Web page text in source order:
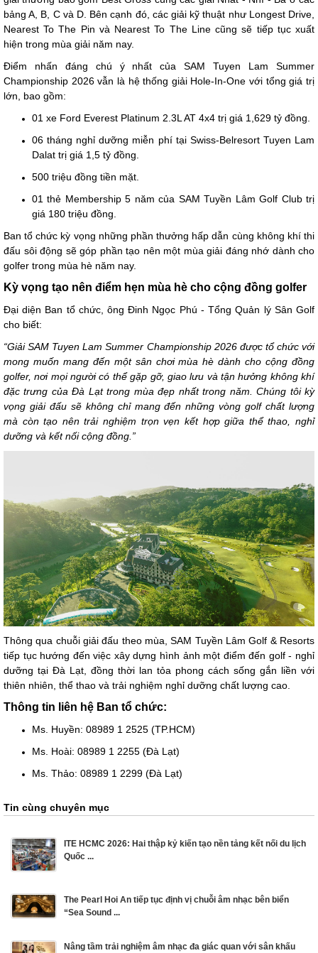
bảng A, B, C và D. Bên cạnh đó, các giải kỹ thuật như Longest Drive,
Nearest To The Pin và Nearest To The Line cũng sẽ tiếp tục xuất
hiện trong mùa giải năm nay.
Điểm nhấn đáng chú ý nhất của SAM Tuyen Lam Summer
Championship 2026 vẫn là hệ thống giải Hole-In-One với tổng giá trị
lớn, bao gồm:
01 xe Ford Everest Platinum 2.3L AT 4x4 trị giá 1,629 tỷ đồng.
06 tháng nghỉ dưỡng miễn phí tại Swiss-Belresort Tuyen Lam
Dalat trị giá 1,5 tỷ đồng.
500 triệu đồng tiền mặt.
01 thẻ Membership 5 năm của SAM Tuyền Lâm Golf Club trị
giá 180 triệu đồng.
Ban tổ chức kỳ vọng những phần thưởng hấp dẫn cùng không khí thi
đấu sôi động sẽ góp phần tạo nên một mùa giải đáng nhớ dành cho
golfer trong mùa hè năm nay.
Kỳ vọng tạo nên điểm hẹn mùa hè cho cộng đồng golfer
Đại diện Ban tổ chức, ông Đinh Ngọc Phú - Tổng Quản lý Sân Golf
cho biết:
“Giải SAM Tuyen Lam Summer Championship 2026 được tổ chức với
mong muốn mang đến một sân chơi mùa hè dành cho cộng đồng
golfer, nơi mọi người có thể gặp gỡ, giao lưu và tận hưởng không khí
đặc trưng của Đà Lạt trong mùa đẹp nhất trong năm. Chúng tôi kỳ
vọng giải đấu sẽ không chỉ mang đến những vòng golf chất lượng
mà còn tạo nên trải nghiệm trọn vẹn kết hợp giữa thể thao, nghỉ
dưỡng và kết nối cộng đồng.”
Thông qua chuỗi giải đấu theo mùa, SAM Tuyền Lâm Golf & Resorts
tiếp tục hướng đến việc xây dựng hình ảnh một điểm đến golf - nghỉ
dưỡng tại Đà Lạt, đồng thời lan tỏa phong cách sống gắn liền với
thiên nhiên, thể thao và trải nghiệm nghỉ dưỡng chất lượng cao.
Thông tin liên hệ Ban tổ chức:
Ms. Huyền: 08989 1 2525 (TP.HCM)
Ms. Hoài: 08989 1 2255 (Đà Lạt)
Ms. Thảo: 08989 1 2299 (Đà Lạt)
Tin cùng chuyên mục
ITE HCMC 2026: Hai thập kỷ kiến tạo nền tảng kết nối du lịch
Quốc ...
The Pearl Hoi An tiếp tục định vị chuỗi âm nhạc bên biển
“Sea Sound ...
Nâng tầm trải nghiệm âm nhạc đa giác quan với sân khấu